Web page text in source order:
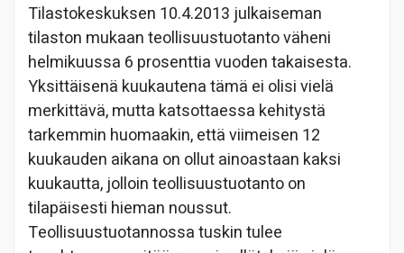
Tilastokeskuksen 10.4.2013 julkaiseman
tilaston mukaan teollisuustuotanto väheni
helmikuussa 6 prosenttia vuoden takaisesta.
Yksittäisenä kuukautena tämä ei olisi vielä
merkittävä, mutta katsottaessa kehitystä
tarkemmin huomaakin, että viimeisen 12
kuukauden aikana on ollut ainoastaan kaksi
kuukautta, jolloin teollisuustuotanto on
tilapäisesti hieman noussut.
Teollisuustuotannossa tuskin tulee